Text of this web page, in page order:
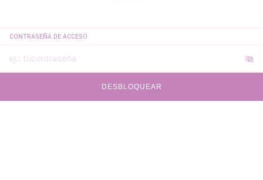
CONTRASEÑA DE ACCESO
DESBLOQUEAR